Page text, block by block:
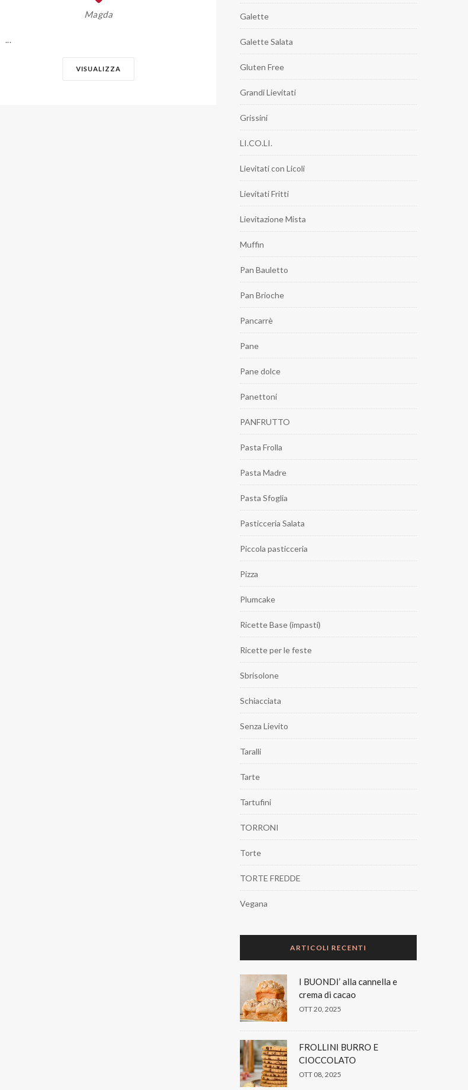
Magda
...
VISUALIZZA
Galette
Galette Salata
Gluten Free
Grandi Lievitati
Grissini
LI.CO.LI.
Lievitati con Licoli
Lievitati Fritti
Lievitazione Mista
Muffin
Pan Bauletto
Pan Brioche
Pancarrè
Pane
Pane dolce
Panettoni
PANFRUTTO
Pasta Frolla
Pasta Madre
Pasta Sfoglia
Pasticceria Salata
Piccola pasticceria
Pizza
Plumcake
Ricette Base (impasti)
Ricette per le feste
Sbrisolone
Schiacciata
Senza Lievito
Taralli
Tarte
Tartufini
TORRONI
Torte
TORTE FREDDE
Vegana
ARTICOLI RECENTI
I BUONDI’ alla cannella e
crema di cacao
OTT 20, 2025
FROLLINI BURRO E
CIOCCOLATO
OTT 08, 2025